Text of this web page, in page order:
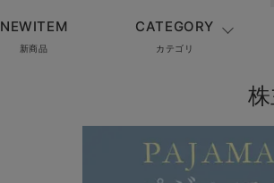
NEWITEM
新商品
CATEGORY
カテゴリ